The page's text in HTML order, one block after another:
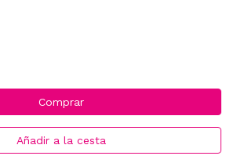
Comprar
Añadir a la cesta